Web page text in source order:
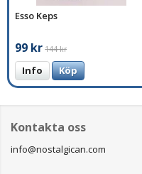
Esso Keps
99 kr 144 kr
Info Köp
Kontakta oss
info@nostalgican.com